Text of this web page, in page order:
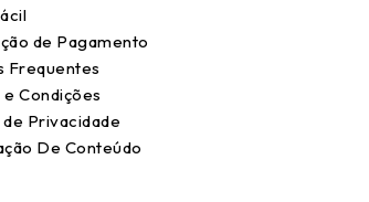
de Pagamento
Frequentes
Condições
Privacidade
De Conteúdo